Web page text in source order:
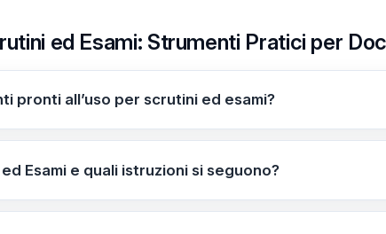
ed Esami: Strumenti Pratici per
pronti all’uso per scrutini ed esami?
Circolari e Organizzazione, Verbali e Modelli, Atti e
Guida, Checklist e Corsi; disponibili agli abbonati
Esami e quali istruzioni si seguono?
abbonati tramite la rivista sfogliabile; nel servizio